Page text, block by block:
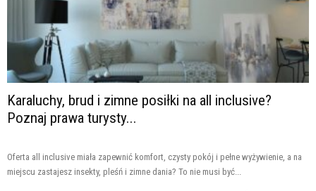
Karaluchy, brud i zimne posiłki na all inclusive?
Poznaj prawa turysty...
Oferta all inclusive miała zapewnić komfort, czysty pokój i pełne wyżywienie, a na
miejscu zastajesz insekty, pleśń i zimne dania? To nie musi być...